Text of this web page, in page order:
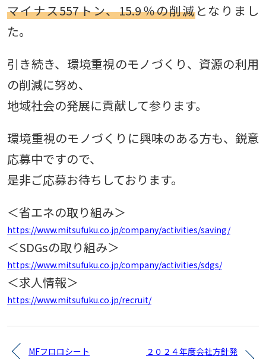
マイナス557トン、15.9％の削減となりまし
た。
引き続き、環境重視のモノづくり、資源の利用
の削減に努め、
地域社会の発展に貢献して参ります。
環境重視のモノづくりに興味のある方も、鋭意
応募中ですので、
是非ご応募お待ちしております。
＜省エネの取り組み＞
https://www.mitsufuku.co.jp/company/activities/saving/
＜SDGsの取り組み＞
https://www.mitsufuku.co.jp/company/activities/sdgs/
＜求人情報＞
https://www.mitsufuku.co.jp/recruit/
MFフロロシート
２０２４年度会社方針発